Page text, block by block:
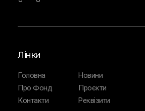
Лінки
Головна
Про Фонд
Контакти
Новини
Проєкти
Реквізити